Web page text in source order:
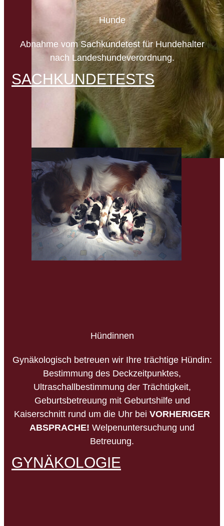
Hunde
Abnahme vom Sachkundetest für Hundehalter
nach Landeshundeverordnung.
SACHKUNDETESTS
Hündinnen
Gynäkologisch betreuen wir Ihre trächtige Hündin:
Bestimmung des Deckzeitpunktes,
Ultraschallbestimmung der Trächtigkeit,
Geburtsbetreuung mit Geburtshilfe und
Kaiserschnitt rund um die Uhr bei VORHERIGER
ABSPRACHE! Welpenuntersuchung und
Betreuung.
GYNÄKOLOGIE